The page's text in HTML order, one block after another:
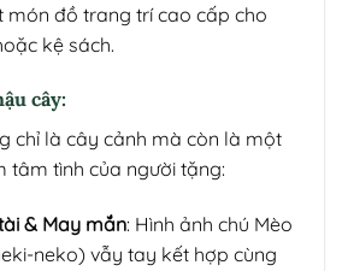
món đồ trang trí cao cấp cho
kệ sách.
cây:
chỉ là cây cảnh mà còn là một
tâm tình của người tặng:
& May mắn: Hình ảnh chú Mèo
neko) vẫy tay kết hợp cùng